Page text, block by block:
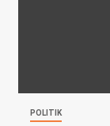
POLITIK